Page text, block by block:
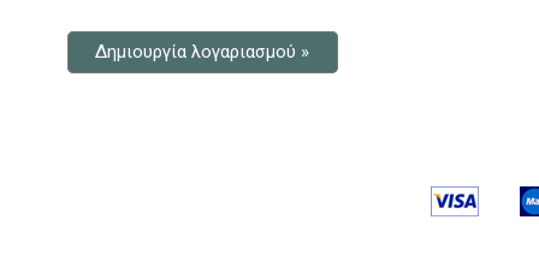
Δημιουργία λογαριασμού »